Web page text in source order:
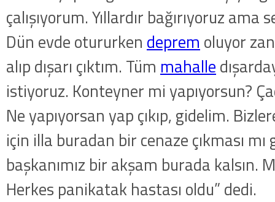
çalışıyorum. Yıllardır bağırıyoruz
Dün evde otururken deprem oluyor
alıp dışarı çıktım. Tüm mahalle
istiyoruz. Konteyner mi yapıyorsun?
Ne yapıyorsan yap çıkıp, gidelim.
için illa buradan bir cenaze çıkması
başkanımız bir akşam burada kalsın.
Herkes panikatak hastası oldu” dedi.